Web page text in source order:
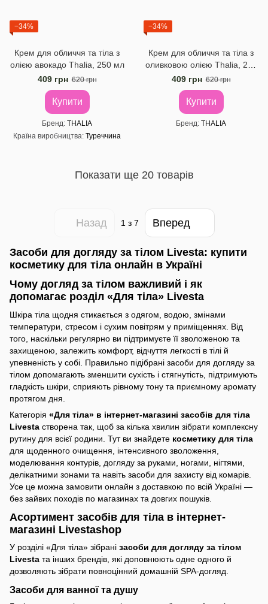
−34%
Крем для обличчя та тіла з
олією авокадо Thalia, 250 мл
409 грн 620 грн
Купити
Бренд THALIA
Країна виробництва Туреччина
−34%
Крем для обличчя та тіла з
оливковою олією Thalia, 250
мл
409 грн 620 грн
Купити
Бренд THALIA
Показати ще 20 товарів
Назад 1 з 7 Вперед
Засоби для догляду за тілом Livesta: купити
косметику для тіла онлайн в Україні
Чому догляд за тілом важливий і як
допомагає розділ «Для тіла» Livesta
Шкіра тіла щодня стикається з одягом, водою, змінами
температури, стресом і сухим повітрям у приміщеннях. Від
того, наскільки регулярно ви підтримуєте її зволоженою та
захищеною, залежить комфорт, відчуття легкості в тілі й
упевненість у собі. Правильно підібрані засоби для догляду за
тілом допомагають зменшити сухість і стягнутість, підтримують
гладкість шкіри, сприяють рівному тону та приємному аромату
протягом дня.
Категорія «Для тіла» в інтернет-магазині засобів для тіла
Livesta створена так, щоб за кілька хвилин зібрати комплексну
рутину для всієї родини. Тут ви знайдете косметику для тіла
для щоденного очищення, інтенсивного зволоження,
моделювання контурів, догляду за руками, ногами, нігтями,
делікатними зонами та навіть засоби для захисту від комарів.
Усе це можна замовити онлайн з доставкою по всій Україні —
без зайвих походів по магазинах та довгих пошуків.
Асортимент засобів для тіла в інтернет-
магазині Livestashop
У розділі «Для тіла» зібрані засоби для догляду за тілом
Livesta та інших брендів, які доповнюють одне одного й
дозволяють зібрати повноцінний домашній SPA-догляд.
Засоби для ванної та душу